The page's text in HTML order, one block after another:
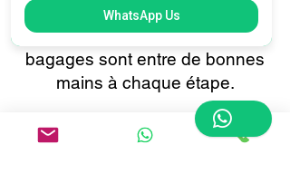
attention. Voyagez en toute
confiance, sachant que vos
bagages sont entre de bonnes
mains à chaque étape.
WhatsApp Us